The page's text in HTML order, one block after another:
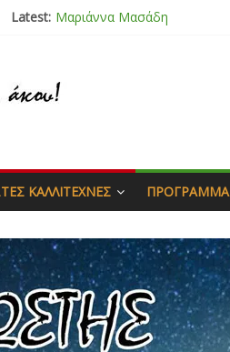
Latest: Μαριάννα Μασάδη
Ιορδάνης Αγαπητός
ΚΑΛΛΙΤΈΧΝΕΣ ΠΡΌΓΡΑΜΜΑ